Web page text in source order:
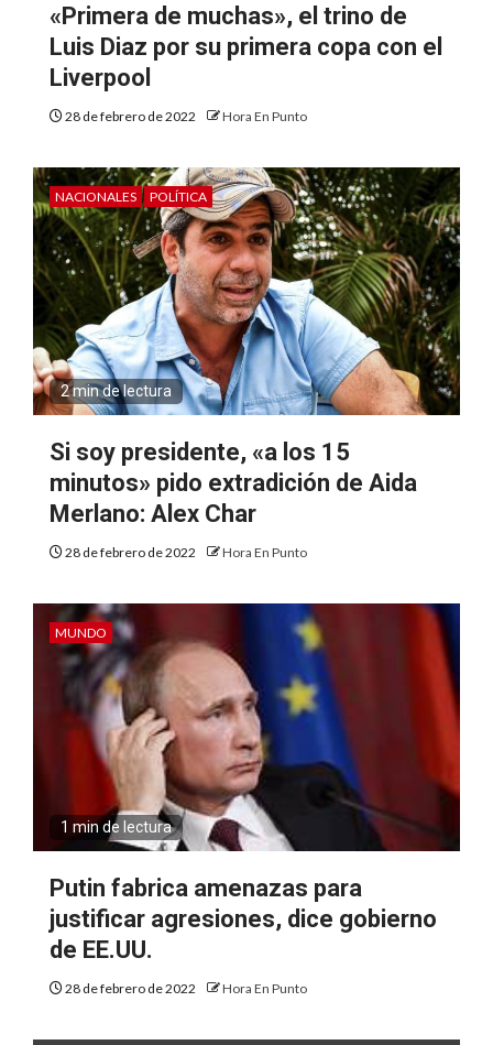
«Primera de muchas», el trino de
Luis Diaz por su primera copa con el
Liverpool
28 de febrero de 2022 Hora En Punto
NACIONALES POLÍTICA
2 min de lectura
Si soy presidente, «a los 15
minutos» pido extradición de Aida
Merlano: Alex Char
28 de febrero de 2022 Hora En Punto
MUNDO
1 min de lectura
Putin fabrica amenazas para
justificar agresiones, dice gobierno
de EE.UU.
28 de febrero de 2022 Hora En Punto